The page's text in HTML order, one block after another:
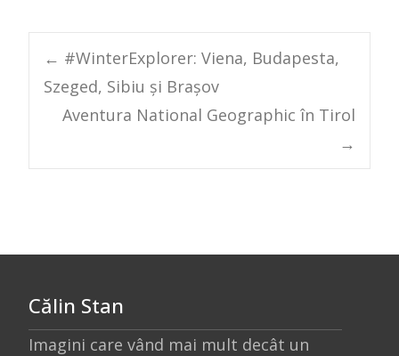
Post
navigation
← #WinterExplorer: Viena, Budapesta,
Szeged, Sibiu și Brașov
Aventura National Geographic în Tirol
→
Călin Stan
Imagini care vând mai mult decât un